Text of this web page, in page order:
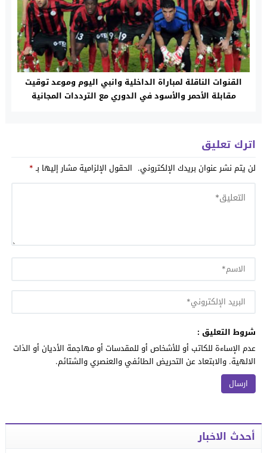
القنوات الناقلة لمباراة الداخلية وانبي اليوم وموعد توقيت
مقابلة الأحمر والأسود في الدوري مع الترددات المجانية
اترك تعليق
لن يتم نشر عنوان بريدك الإلكتروني. الحقول الإلزامية مشار إليها بـ*
شروط التعليق :
عدم الإساءة للكاتب أو للأشخاص أو للمقدسات أو مهاجمة الأديان أو الذات
الالهية. والابتعاد عن التحريض الطائفي والعنصري والشتائم.
أحدث الاخبار